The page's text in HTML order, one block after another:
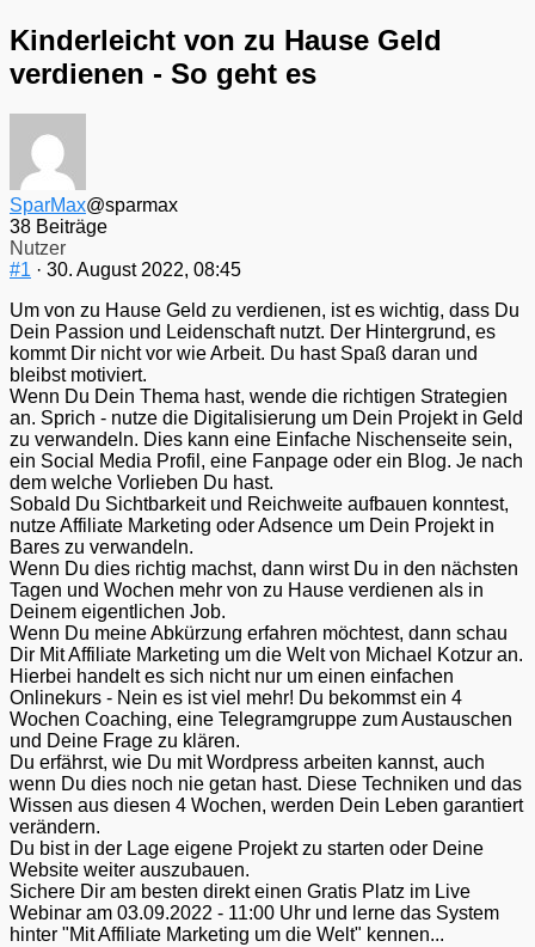
Kinderleicht von zu Hause Geld
verdienen - So geht es
SparMax@sparmax
38 Beiträge
Nutzer
#1 · 30. August 2022, 08:45
Um von zu Hause Geld zu verdienen, ist es wichtig, dass Du
Dein Passion und Leidenschaft nutzt. Der Hintergrund, es
kommt Dir nicht vor wie Arbeit. Du hast Spaß daran und
bleibst motiviert.
Wenn Du Dein Thema hast, wende die richtigen Strategien
an. Sprich - nutze die Digitalisierung um Dein Projekt in Geld
zu verwandeln. Dies kann eine Einfache Nischenseite sein,
ein Social Media Profil, eine Fanpage oder ein Blog. Je nach
dem welche Vorlieben Du hast.
Sobald Du Sichtbarkeit und Reichweite aufbauen konntest,
nutze Affiliate Marketing oder Adsence um Dein Projekt in
Bares zu verwandeln.
Wenn Du dies richtig machst, dann wirst Du in den nächsten
Tagen und Wochen mehr von zu Hause verdienen als in
Deinem eigentlichen Job.
Wenn Du meine Abkürzung erfahren möchtest, dann schau
Dir Mit Affiliate Marketing um die Welt von Michael Kotzur an.
Hierbei handelt es sich nicht nur um einen einfachen
Onlinekurs - Nein es ist viel mehr! Du bekommst ein 4
Wochen Coaching, eine Telegramgruppe zum Austauschen
und Deine Frage zu klären.
Du erfährst, wie Du mit Wordpress arbeiten kannst, auch
wenn Du dies noch nie getan hast. Diese Techniken und das
Wissen aus diesen 4 Wochen, werden Dein Leben garantiert
verändern.
Du bist in der Lage eigene Projekt zu starten oder Deine
Website weiter auszubauen.
Sichere Dir am besten direkt einen Gratis Platz im Live
Webinar am 03.09.2022 - 11:00 Uhr und lerne das System
hinter "Mit Affiliate Marketing um die Welt" kennen...